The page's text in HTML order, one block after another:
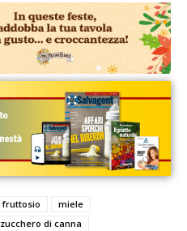
fruttosio
miele
zucchero di canna